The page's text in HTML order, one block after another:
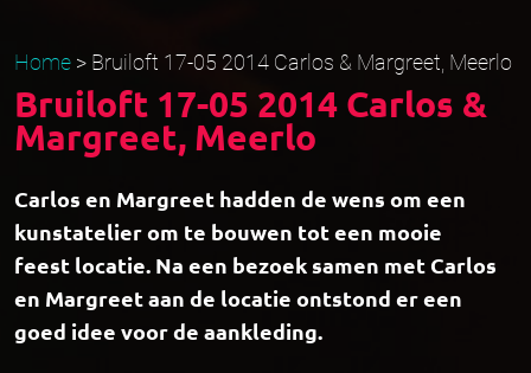
Home > Bruiloft 17-05 2014 Carlos & Margreet, Meerlo
Bruiloft 17-05 2014 Carlos &
Margreet, Meerlo
Carlos en Margreet hadden de wens om een
kunstatelier om te bouwen tot een mooie
feest locatie. Na een bezoek samen met Carlos
en Margreet aan de locatie ontstond er een
goed idee voor de aankleding.